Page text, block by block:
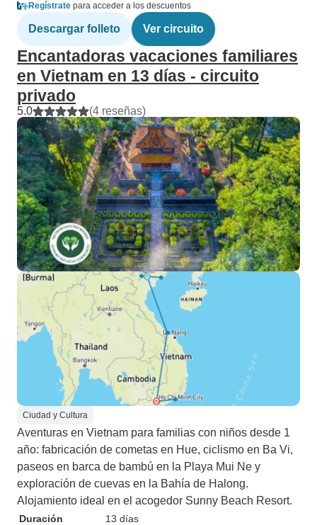
Regístrate para acceder a los descuentos
Descargar folleto Ver circuito
Encantadoras vacaciones familiares
en Vietnam en 13 días - circuito
privado
5.0 (4 reseñas)
Ciudad y Cultura
Aventuras en Vietnam para familias con niños desde 1
año: fabricación de cometas en Hue, ciclismo en Ba Vi,
paseos en barca de bambú en la Playa Mui Ne y
exploración de cuevas en la Bahía de Halong.
Alojamiento ideal en el acogedor Sunny Beach Resort.
Duración
13 días